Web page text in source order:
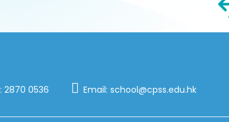
2870 0536 Email: school@cpss.edu.hk